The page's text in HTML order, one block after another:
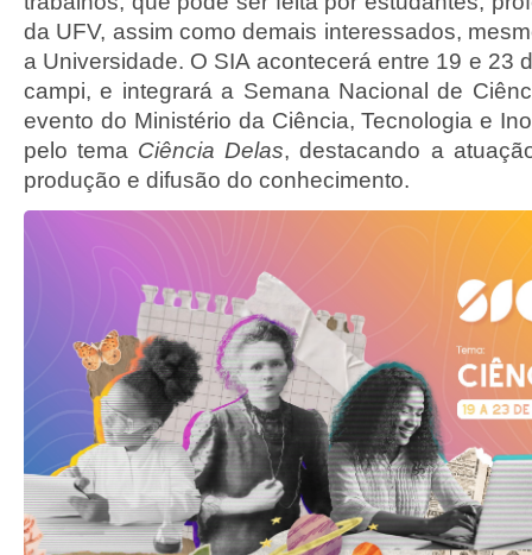
da UFV, assim como demais interessados,
a Universidade. O SIA acontecerá entre 19 e 23
campi, e integrará a Semana Nacional de
evento do Ministério da Ciência, Tecnologia e
pelo tema Ciência Delas, destacando a
produção e difusão do conhecimento.